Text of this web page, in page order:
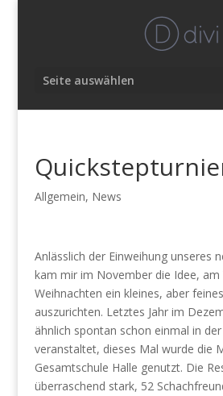
Seite auswählen
Allgemein, News
Anlässlich der Einweihung unseres
kam mir im November die Idee,
Weihnachten ein kleines, aber
auszurichten. Letztes Jahr im
ähnlich spontan schon einmal in
veranstaltet, dieses Mal wurde die
Gesamtschule Halle genutzt. Die
überraschend stark, 52